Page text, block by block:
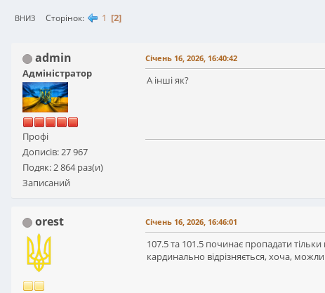
ВНИЗ Сторінок 1 2
admin
Адміністратор
Профі
Дописів: 27 967
Подяк: 2 864 раз(и)
Записаний
Січень 16, 2026, 16:40:42
А інші як?
orest Січень 16, 2026, 16:46:01
107.5 та 101.5 починає пропадати
кардинально відрізняється, хоча,